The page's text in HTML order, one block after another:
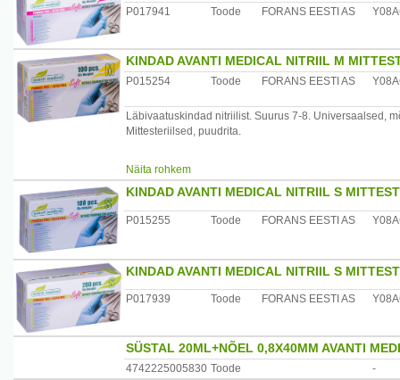
P017941 Toode FORANS EESTI AS
KINDAD AVANTI MEDICAL NITRIIL M
P015254 Toode FORANS EESTI AS
Läbivaatuskindad nitriilist. Suurus 7-8. Universaalsed,
Mittesteriilsed, puudrita.
Puudrivabad, lateksivabad.
Tootja: Forans Eesti AS, Eesti
Näita rohkem
KINDAD AVANTI MEDICAL NITRIIL S
P015255 Toode FORANS EESTI AS
KINDAD AVANTI MEDICAL NITRIIL S
P017939 Toode FORANS EESTI AS
SÜSTAL 20ML+NÕEL 0,8X40MM AVANTI
4742225005830 Toode -